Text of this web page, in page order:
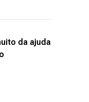
da ajuda